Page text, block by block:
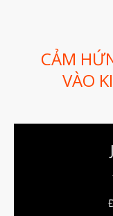
CẢM
VÀO